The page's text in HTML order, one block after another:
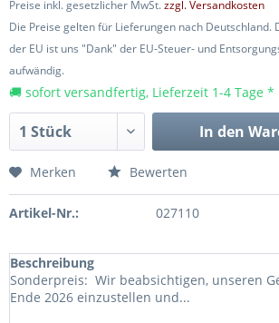
Preise inkl. gesetzlicher MwSt.zzgl. Versandkosten
Die Preise gelten für Lieferungen nach Deutschland.
der EU ist uns "Dank" der EU-Steuer- und
aufwändig.
🚚 sofort versandfertig, Lieferzeit 1-4 Tage *
In den
Merken Bewerten
Artikel-Nr.: 027110
Beschreibung
Sonderpreis: Wir beabsichtigen, unseren
Ende 2026 einzustellen und...